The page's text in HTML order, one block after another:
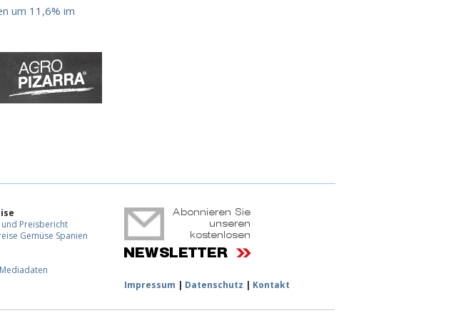
um 11,6% im
und Preisbericht
Gemüse Spanien
Impressum | Datenschutz | Kontakt